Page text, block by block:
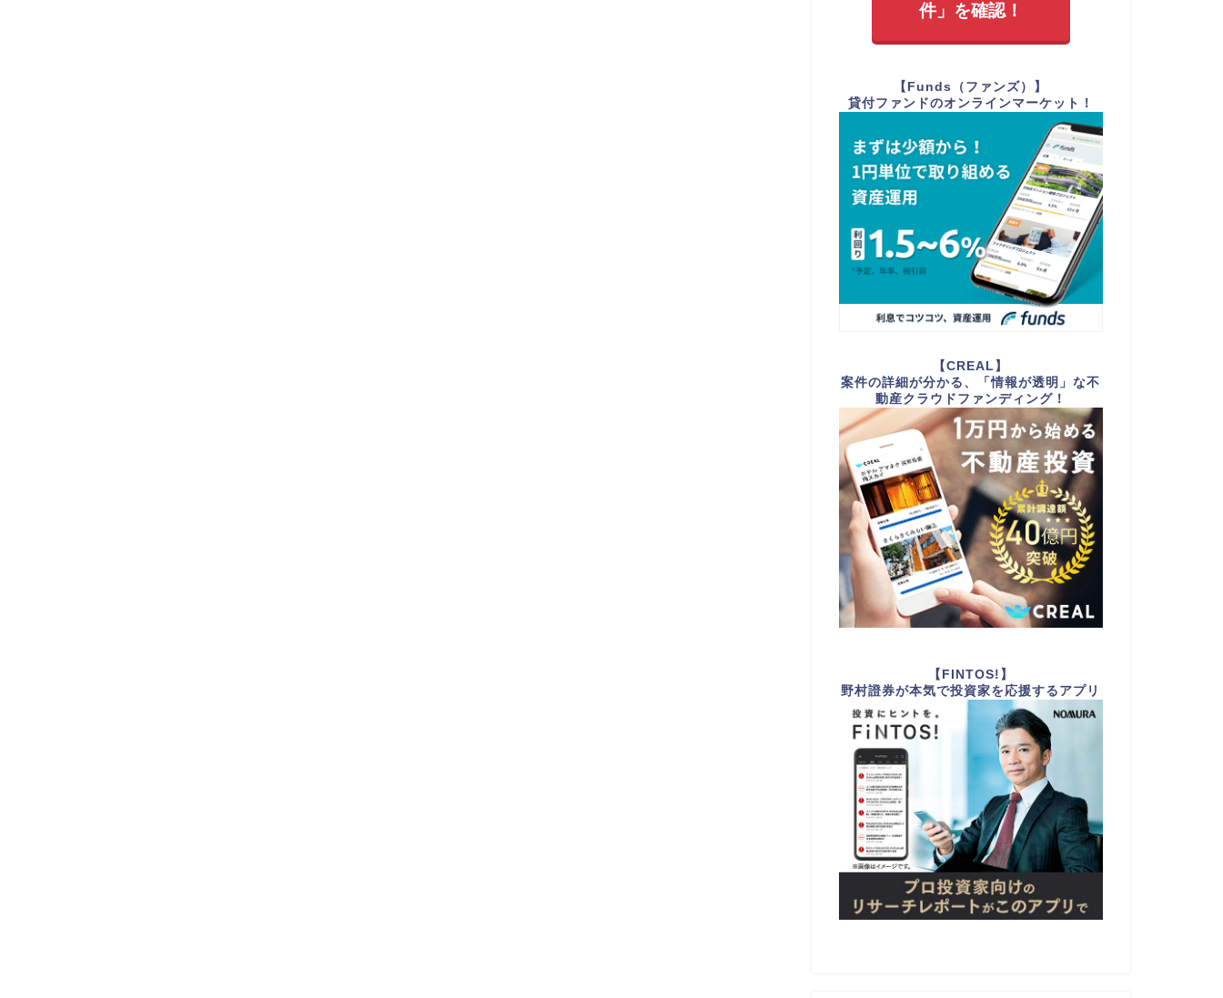
件」を確認！
【Funds（ファンズ）】
貸付ファンドのオンラインマーケット！
【CREAL】
案件の詳細が分かる、「情報が透明」な不
動産クラウドファンディング！
【FINTOS!】
野村證券が本気で投資家を応援するアプリ